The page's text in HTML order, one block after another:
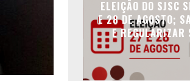
ELEIÇÃO DO SJSC
E 28 DE AGOSTO;
E REGULARIZAR